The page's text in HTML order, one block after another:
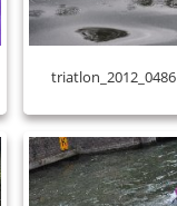
triatlon_2012_0486